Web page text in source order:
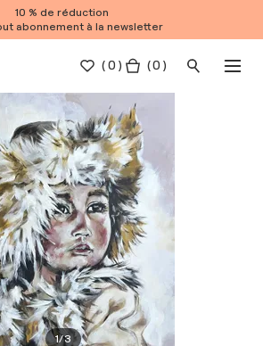
10 % de réduction
abonnement à la newsletter
(0 ) ( 0 )
1/3